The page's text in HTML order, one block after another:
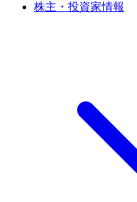
株主・投資家情報